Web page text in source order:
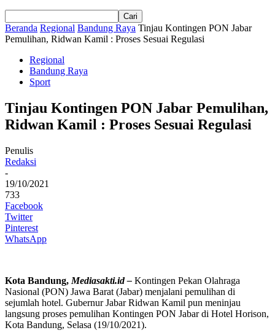
Beranda Regional Bandung Raya Tinjau Kontingen PON Jabar
Pemulihan, Ridwan Kamil : Proses Sesuai Regulasi
Regional
Bandung Raya
Sport
Tinjau Kontingen PON Jabar Pemulihan,
Ridwan Kamil : Proses Sesuai Regulasi
Penulis
Redaksi
-
19/10/2021
733
Facebook
Twitter
Pinterest
WhatsApp
Kota Bandung, Mediasakti.id – Kontingen Pekan Olahraga
Nasional (PON) Jawa Barat (Jabar) menjalani pemulihan di
sejumlah hotel. Gubernur Jabar Ridwan Kamil pun meninjau
langsung proses pemulihan Kontingen PON Jabar di Hotel Horison,
Kota Bandung, Selasa (19/10/2021).